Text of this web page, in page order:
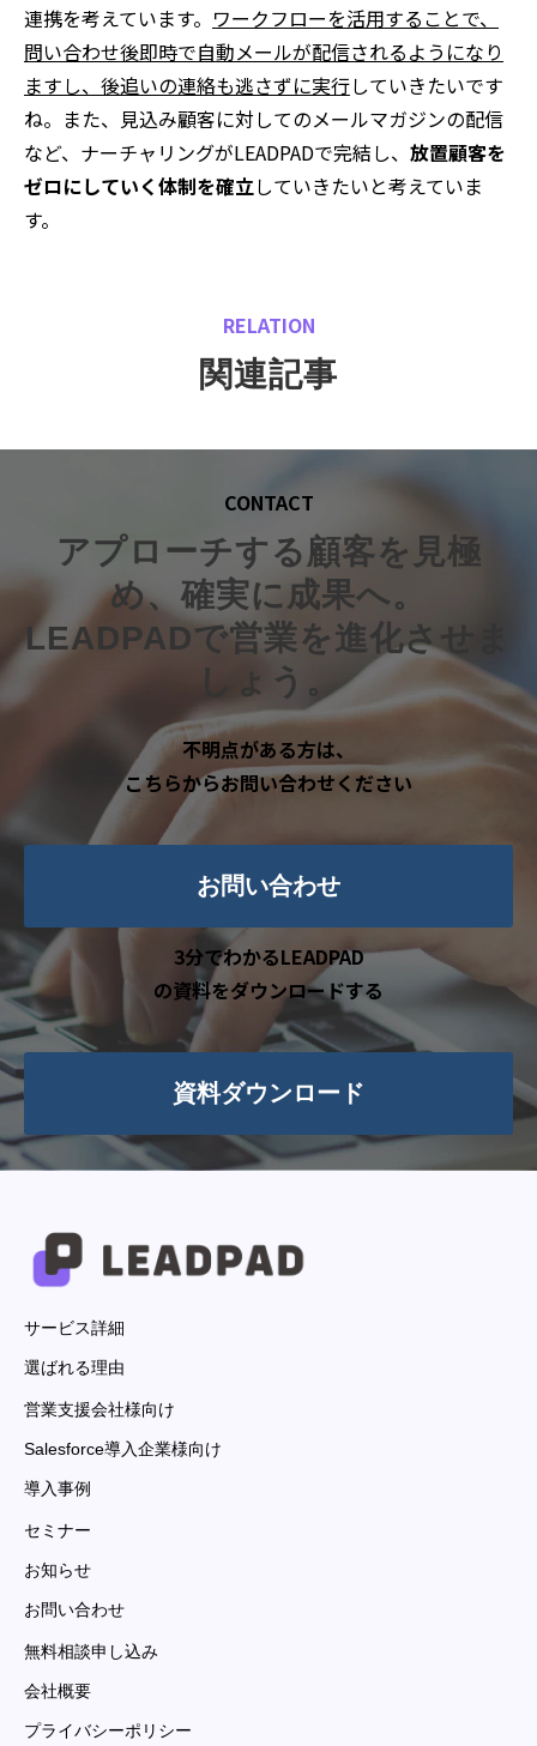
連携を考えています。 ワークフローを活用することで、
問い合わせ後即時で自動メールが配信されるようになり
ますし、後追いの連絡も逃さずに実行していきたいです
ね。また、見込み顧客に対してのメールマガジンの配信
など、ナーチャリングがLEADPADで完結し、 放置顧客を
ゼロにしていく体制を確立していきたいと考えていま
す。
RELATION
関連記事
CONTACT
アプローチする顧客を見極
め、確実に成果へ。
LEADPADで営業を進化させま
しょう。
不明点がある方は、
こちらからお問い合わせください
お問い合わせ
3分でわかるLEADPAD
の資料をダウンロードする
資料ダウンロード
サービス詳細
選ばれる理由
営業支援会社様向け
Salesforce導入企業様向け
導入事例
セミナー
お知らせ
お問い合わせ
無料相談申し込み
会社概要
プライバシーポリシー